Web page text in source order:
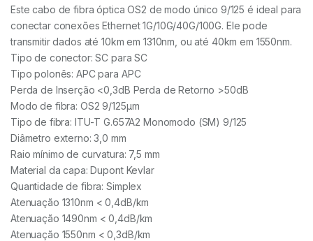
Este cabo de fibra óptica OS2 de modo único 9/125 é ideal para
conectar conexões Ethernet 1G/10G/40G/100G. Ele pode
transmitir dados até 10km em 1310nm, ou até 40km em 1550nm.
Tipo de conector: SC para SC
Tipo polonês: APC para APC
Perda de Inserção <0,3dB Perda de Retorno >50dB
Modo de fibra: OS2 9/125µm
Tipo de fibra: ITU-T G.657A2 Monomodo (SM) 9/125
Diâmetro externo: 3,0 mm
Raio mínimo de curvatura: 7,5 mm
Material da capa: Dupont Kevlar
Quantidade de fibra: Simplex
Atenuação 1310nm < 0,4dB/km
Atenuação 1490nm < 0,4dB/km
Atenuação 1550nm < 0,3dB/km